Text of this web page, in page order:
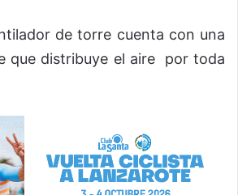
de torre cuenta con una
que distribuye el aire por toda